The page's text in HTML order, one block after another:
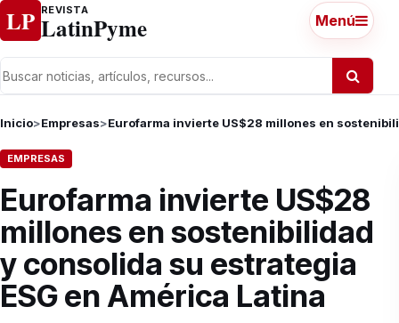
Ir al contenido
LP REVISTA
LatinPyme Menú
Inicio>Empresas>Eurofarma invierte US$28 millones en
EMPRESAS
Eurofarma invierte US$28
millones en sostenibilidad
y consolida su estrategia
ESG en América Latina